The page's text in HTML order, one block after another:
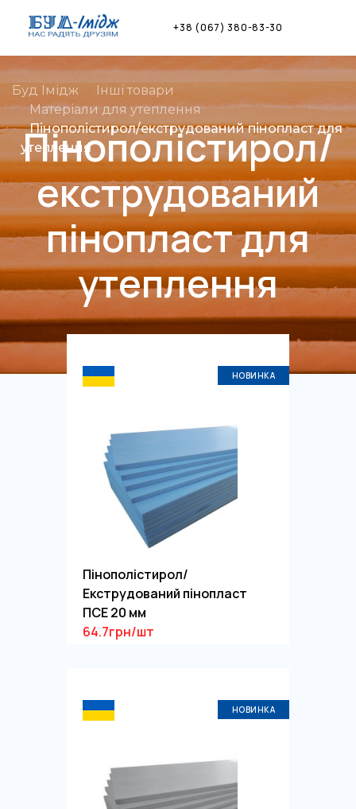
to
+38 (067) 380-83-30
Пінополістирол/
екструдований
пінопласт для
утеплення
Буд Імідж
Інші товари
Матеріали для утеплення
Пінополістирол/екструдований пінопласт для
утеплення
НОВИНКА
Пінополістирол/
Екструдований пінопласт
ПСЕ 20 мм
64.7грн/шт
НОВИНКА